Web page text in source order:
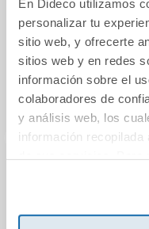
En Dideco utilizamos
personalizar tu
sitio web, y ofrecerte
sitios web y en redes
información sobre el
colaboradores de
y análisis web, los
información recopilada